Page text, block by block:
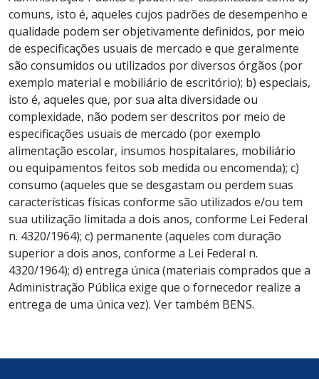
comuns, isto é, aqueles cujos padrões de desempenho e
qualidade podem ser objetivamente definidos, por meio
de especificações usuais de mercado e que geralmente
são consumidos ou utilizados por diversos órgãos (por
exemplo material e mobiliário de escritório); b) especiais,
isto é, aqueles que, por sua alta diversidade ou
complexidade, não podem ser descritos por meio de
especificações usuais de mercado (por exemplo
alimentação escolar, insumos hospitalares, mobiliário
ou equipamentos feitos sob medida ou encomenda); c)
consumo (aqueles que se desgastam ou perdem suas
características físicas conforme são utilizados e/ou tem
sua utilização limitada a dois anos, conforme Lei Federal
n. 4320/1964); c) permanente (aqueles com duração
superior a dois anos, conforme a Lei Federal n.
4320/1964); d) entrega única (materiais comprados que a
Administração Pública exige que o fornecedor realize a
entrega de uma única vez). Ver também BENS.